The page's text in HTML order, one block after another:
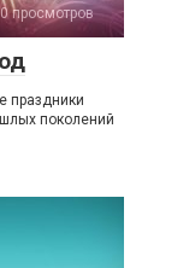
просмотров
праздники
поколений